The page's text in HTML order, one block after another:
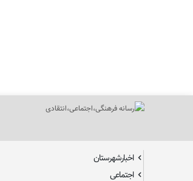
اخبارشهرستان
اجتماعی